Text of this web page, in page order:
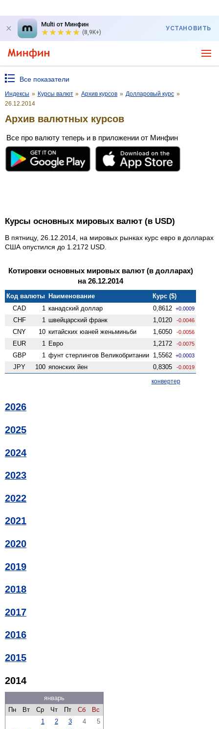
Multi от Минфин
(8,9K+)
УСТАНОВИТЬ
Все показатели
Индексы » Курсы валют » Архив курсов » Долларовый курс »
26.12.2014
Архив валютных курсов
Все про валюту теперь и в приложении от Минфин
Курсы основных мировых валют (в USD)
В пятницу, 26.12.2014, на мировых рынках курс евро в долларах
США опустился до 1.2172 USD.
Котировки основных мировых валют (в долларах)
на 26.12.2014
Код валюты Наименование
Курс ($)
CAD
1 канадский доллар 0,8612 +0.0009
CHF 1 швейцарский франк 1,0120 -0.0046
CNY 10 китайских юаней женьминьби 1,6050 -0.0056
EUR 1 Евро 1,2172 -0.0075
GBP 1 фунт стерлингов Велико­британии 1,5562 +0.0003
JPY 100 японских йен 0,8305 -0.0019
конвертер
2026
2025
2024
2023
2022
2021
2020
2019
2018
2017
2016
2015
2014
январь
Пн
Вт Ср Чт Пт Сб
Вс
1
2 3 4
5